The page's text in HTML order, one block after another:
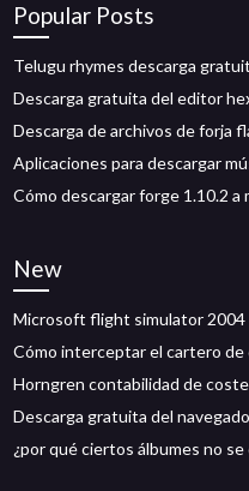
Popular Posts
Telugu rhymes descarga
Descarga gratuita del editor
Descarga de archivos de forja
Aplicaciones para descargar
Cómo descargar forge 1.10.2 a
New
Microsoft flight simulator 2004
Cómo interceptar el cartero de
Horngren contabilidad de
Descarga gratuita del
¿por qué ciertos álbumes no se